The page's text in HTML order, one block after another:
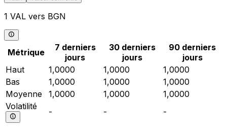
1 VAL vers BGN
Métrique
7 derniers
jours
30 derniers
jours
90 derniers
jours
Haut
1,0000 1,0000
1,0000
Bas
1,0000 1,0000
1,0000
Moyenne
1,0000 1,0000
1,0000
Volatilité
- - -